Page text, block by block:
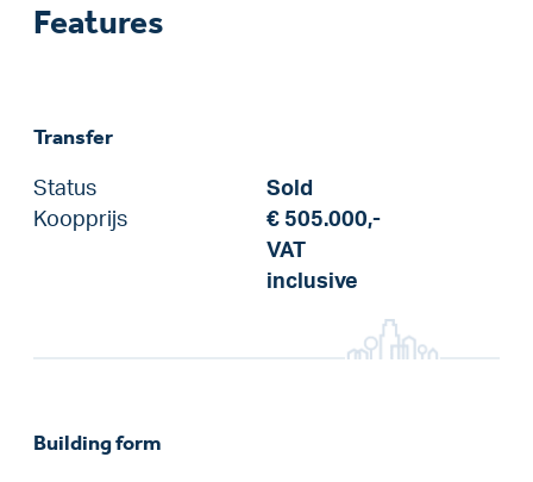
Features
Transfer
Status
Sold
Koopprijs
€ 505.000,-
VAT
inclusive
Building form